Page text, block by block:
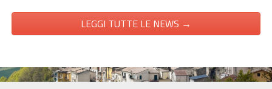
LEGGI TUTTE LE NEWS →